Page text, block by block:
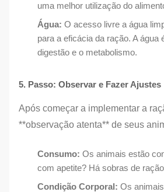
uma melhor utilização do
Água: O acesso livre a água
para a eficácia da ração. A água
digestão e o metabolismo.
5. Passo: Observar e Fazer Ajustes
Após começar a implementar a
**observação atenta** de seus
Consumo: Os animais estão
com apetite? Há sobras de
Condição Corporal: Os